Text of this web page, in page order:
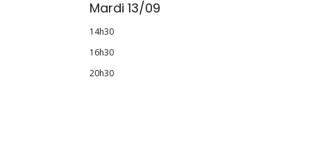
Mardi 13/09
14h30
16h30
20h30